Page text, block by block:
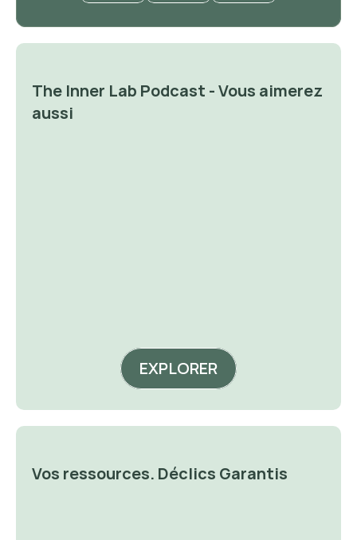
The Inner Lab Podcast - Vous aimerez
aussi
EXPLORER
Vos ressources. Déclics Garantis